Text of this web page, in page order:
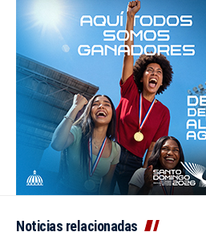
Noticias relacionadas